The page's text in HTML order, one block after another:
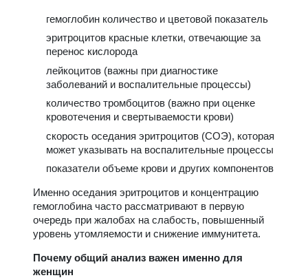
гемоглобин количество и цветовой показатель
эритроцитов красные клетки, отвечающие за
перенос кислорода
лейкоцитов (важны при диагностике
заболеваний и воспалительные процессы)
количество тромбоцитов (важно при оценке
кровотечения и свертываемости крови)
скорость оседания эритроцитов (СОЭ), которая
может указывать на воспалительные процессы
показатели объеме крови и других компонентов
Именно оседания эритроцитов и концентрацию
гемоглобина часто рассматривают в первую
очередь при жалобах на слабость, повышенный
уровень утомляемости и снижение иммунитета.
Почему общий анализ важен именно для
женщин